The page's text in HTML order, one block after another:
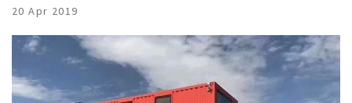
20 Apr 2019